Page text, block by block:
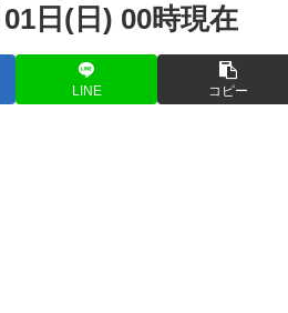
日(日) 00時現在
LINE コピー